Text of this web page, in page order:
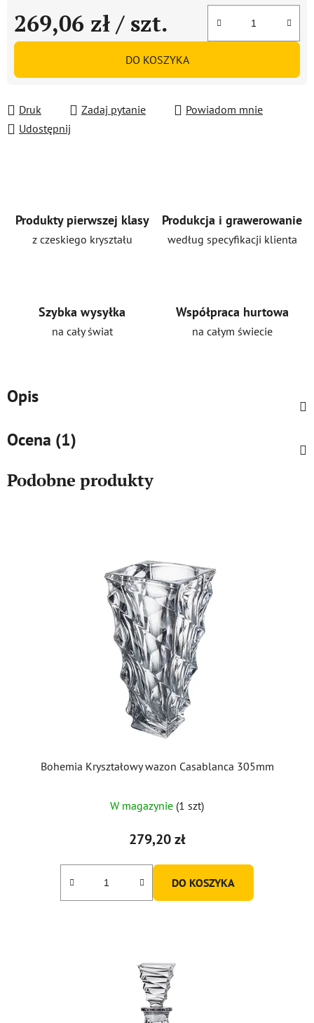
269,06 zł / szt.
Cena jednostkowa:
DO KOSZYKA
Druk Zadaj pytanie
Powiadom mnie
Udostępnij
Produkty pierwszej klasy
z czeskiego kryształu
Produkcja i grawerowanie
według specyfikacji klienta
Szybka wysyłka
na cały świat
Współpraca hurtowa
na całym świecie
Opis
Ocena (1)
Podobne produkty
Bohemia Kryształowy wazon Casablanca 305mm
W magazynie (1 szt)
279,20 zł
DO KOSZYKA